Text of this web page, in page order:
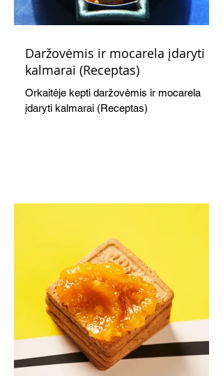
Daržovėmis ir mocarela įdaryti
kalmarai (Receptas)
Orkaitėje kepti daržovėmis ir mocarela
įdaryti kalmarai (Receptas)